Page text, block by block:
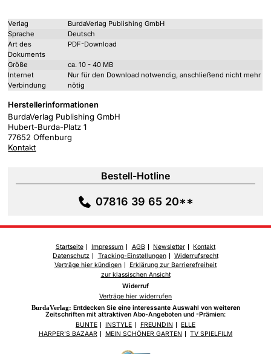
Verlag
BurdaVerlag Publishing GmbH
Sprache
Deutsch
Art des
Dokuments
PDF-Download
Größe
ca. 10 - 40 MB
Internet
Verbindung
Nur für den Download notwendig, anschließend nicht mehr
nötig
Herstellerinformationen
BurdaVerlag Publishing GmbH
Hubert-Burda-Platz 1
77652 Offenburg
Kontakt
Bestell-Hotline
07816 39 65 20**
Startseite Impressum AGB Newsletter
Kontakt
Datenschutz
Tracking-Einstellungen
Widerrufsrecht
Verträge hier kündigen
Erklärung zur Barrierefreiheit
zur klassischen Ansicht
Widerruf
Verträge hier widerrufen
BurdaVerlag: Entdecken Sie eine interessante Auswahl von weiteren
Zeitschriften mit attraktiven Abo-Angeboten und -Prämien:
BUNTE
INSTYLE FREUNDIN
ELLE
HARPER'S BAZAAR
MEIN SCHÖNER GARTEN TV SPIELFILM